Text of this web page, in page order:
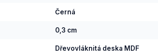
Černá
0,3 cm
Dřevovláknitá deska MDF